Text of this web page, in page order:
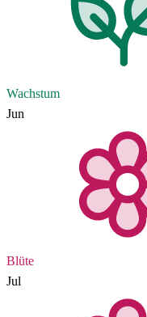
Wachstum
Jun
Blüte
Jul